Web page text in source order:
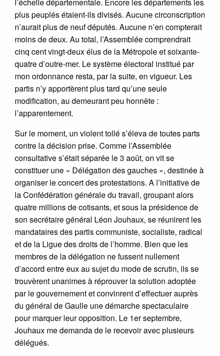
plus peuplés étaient-ils divisés. Aucune circonscription
n’aurait plus de neuf députés. Aucune n’en compterait
moins de deux. Au total, l’Assemblée comprendrait
cinq cent vingt-deux élus de la Métropole et soixante-
quatre d’outre-mer. Le système électoral institué par
mon ordonnance resta, par la suite, en vigueur. Les
partis n’y apportèrent plus tard qu’une seule
modification, au demeurant peu honnête :
l’apparentement.
Sur le moment, un violent tollé s’éleva de toutes parts
contre la décision prise. Comme l’Assemblée
consultative s’était séparée le 3 août, on vit se
constituer une « Délégation des gauches », destinée à
organiser le concert des protestations. A l’initiative de
la Confédération générale du travail, groupant alors
quatre millions de cotisants, et sous la présidence de
son secrétaire général Léon Jouhaux, se réunirent les
mandataires des partis communiste, socialiste, radical
et de la Ligue des droits de l’homme. Bien que les
membres de la délégation ne fussent nullement
d’accord entre eux au sujet du mode de scrutin, ils se
trouvèrent unanimes à réprouver la solution adoptée
par le gouvernement et convinrent d’effectuer auprès
du général de Gaulle une démarche spectaculaire
pour marquer leur opposition. Le 1er septembre,
Jouhaux me demanda de le recevoir avec plusieurs
délégués.